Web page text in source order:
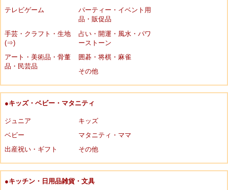
テレビゲーム
パーティー・イベント用
品・販促品
手芸・クラフト・生地
(⇒)
占い・開運・風水・パワ
ーストーン
アート・美術品・骨董
品・民芸品
囲碁・将棋・麻雀
その他
●キッズ・ベビー・マタニティ
ジュニア
キッズ
ベビー
マタニティ・ママ
出産祝い・ギフト
その他
●キッチン・日用品雑貨・文具